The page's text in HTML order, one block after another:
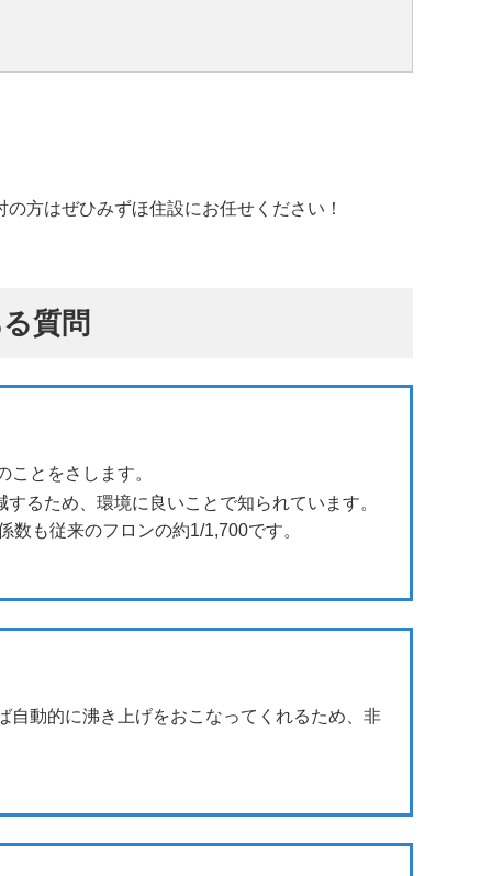
方はぜひみずほ住設にお任せください！
質問
とをさします。
るため、環境に良いことで知られています。
も従来のフロンの約1/1,700です。
自動的に沸き上げをおこなってくれるため、非